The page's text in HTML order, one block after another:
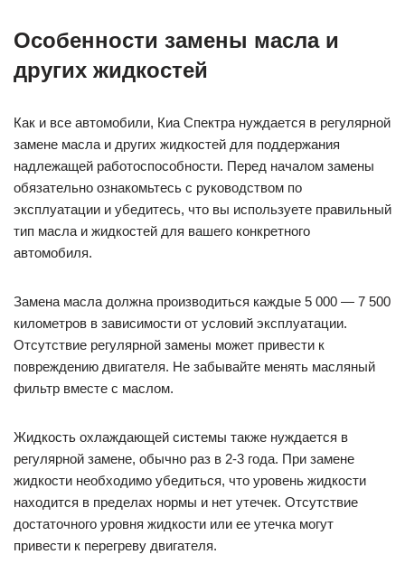
колодок не использовать дешевые заменители, лучше
также на состояние тормозных дисков.
Проведя регулярный механический уход, вы сможете
продлить срок службы вашего автомобиля и избежать
дорогостоящих ремонтов.
Особенности замены масла и
других жидкостей
Как и все автомобили, Киа Спектра нуждается в регулярной
замене масла и других жидкостей для поддержания
надлежащей работоспособности. Перед началом замены
обязательно ознакомьтесь с руководством по
эксплуатации и убедитесь, что вы используете правильный
автомобиля.
Замена масла должна производиться каждые 5 000 — 7 500
километров в зависимости от условий эксплуатации.
Отсутствие регулярной замены может привести к
повреждению двигателя. Не забывайте менять масляный